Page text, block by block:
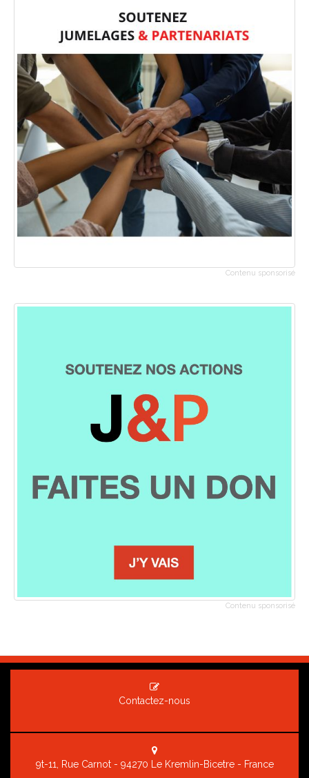
Contenu sponsorisé
Contenu sponsorisé
Contactez-nous
9t-11, Rue Carnot - 94270 Le Kremlin-Bicetre - France